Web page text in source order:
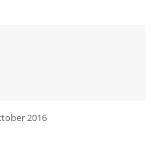
2016